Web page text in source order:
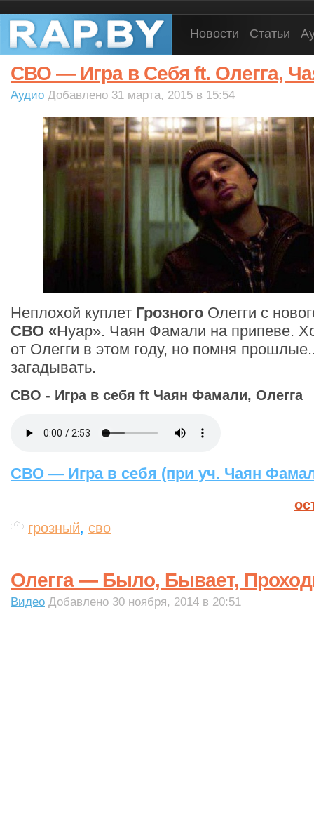
Новости Статьи
СВО — Игра в Себя ft. Олегга,
Аудио Добавлено 31 марта, 2015 в 15:54
Неплохой куплет Грозного Олегги с
СВО «Нуар». Чаян Фамали на припеве.
от Олегги в этом году, но помня
загадывать.
СВО - Игра в себя ft Чаян Фамали, Олегга
СВО — Игра в себя (при уч. Чаян
грозный, сво
Олегга — Было, Бывает,
Видео Добавлено 30 ноября, 2014 в 20:51